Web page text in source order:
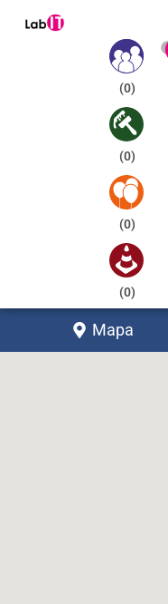
(0)
(0)
(0)
(0)
Mapa